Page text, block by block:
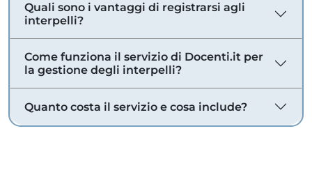
Quali sono i vantaggi di registrarsi agli
interpelli?
Come funziona il servizio di Docenti.it per
la gestione degli interpelli?
Quanto costa il servizio e cosa include?